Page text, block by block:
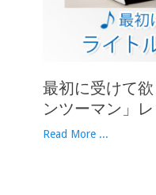
最初に受けて
ンツーマン」
Read More ...